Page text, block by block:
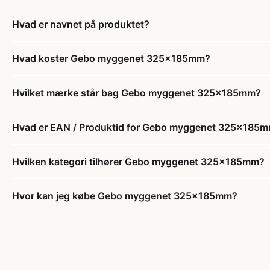
Hvad er navnet på produktet?
Hvad koster Gebo myggenet 325x185mm?
Hvilket mærke står bag Gebo myggenet 325x185mm?
Hvad er EAN / Produktid for Gebo myggenet
Hvilken kategori tilhører Gebo myggenet 325x185mm?
Hvor kan jeg købe Gebo myggenet 325x185mm?